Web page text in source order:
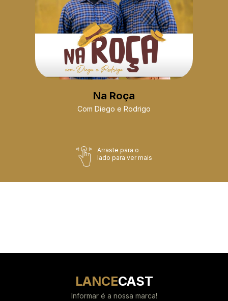
Na Roça
Com Diego e Rodrigo
Arraste para o
lado para ver mais
LANCECAST
Informar é a nossa marca!